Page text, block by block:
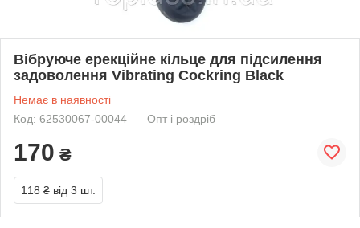
Вібруюче ерекційне кільце для підсилення
задоволення Vibrating Cockring Black
Немає в наявності
Код: 62530067-00044
Опт і роздріб
170 ₴
118 ₴ від 3 шт.